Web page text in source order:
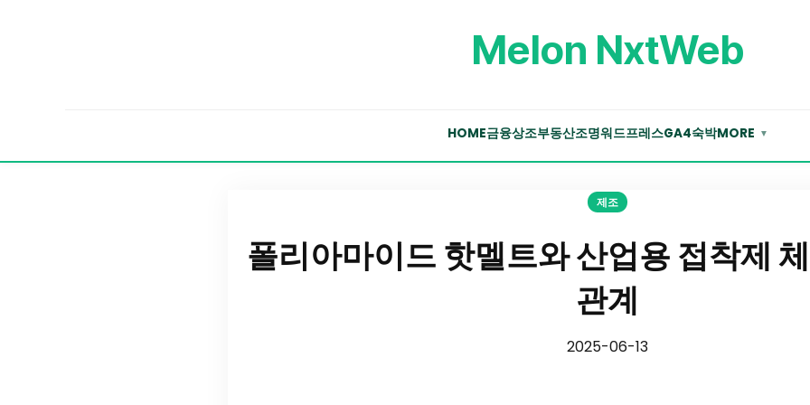
Melon NxtWeb
HOME금융상조부동산조명워드프레스GA4숙박MORE ▼
제조
폴리아마이드 핫멜트와 산업용 접착제
관계
2025-06-13